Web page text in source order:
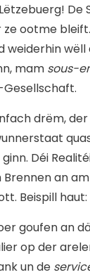
Lëtzebuerg!
ze ootme
weiderhin
mam sous-
Gesellschaft.
drëm,
Déi
Brennen an
Beispill
goufen an
op der
un de